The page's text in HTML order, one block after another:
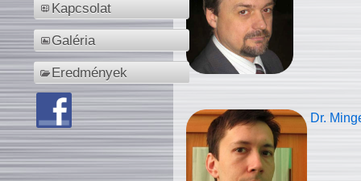
Kapcsolat
Galéria
Eredmények
Dr.